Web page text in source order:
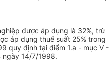
được áp dụng là 32%, trừ
áp dụng thuế suất 25% trong
quy định tại điểm 1.a - mục V -
ngày 14/7/1998.